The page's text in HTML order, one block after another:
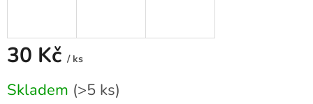
30 Kč / ks
cena:
Skladem (>5 ks)